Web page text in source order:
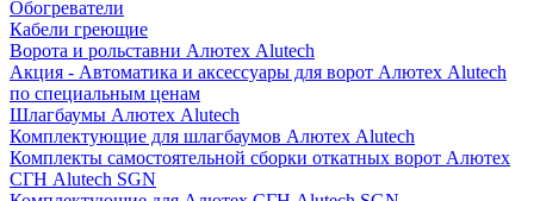
Обогреватели
Кабели греющие
Ворота и рольставни Алютех Alutech
Акция - Автоматика и аксессуары для ворот Алютех Alutech
по специальным ценам
Шлагбаумы Алютех Alutech
Комплектующие для шлагбаумов Алютех Alutech
Комплекты самостоятельной сборки откатных ворот Алютех
СГН Alutech SGN